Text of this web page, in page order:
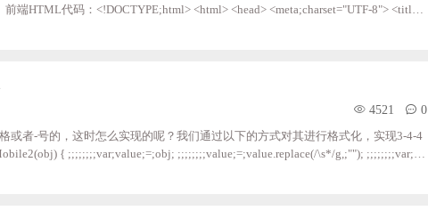
端HTML代码：<!DOCTYPE;html> <html> <head> <meta;charset="UTF-8"> <title>
4521 0
或者-号的，这时怎么实现的呢？我们通过以下的方式对其进行格式化，实现3-4-4
{ ;;;;;;;;var;value;=;obj; ;;;;;;;;value;=;value.replace(/\s*/g,;""); ;;;;;;;;var;res